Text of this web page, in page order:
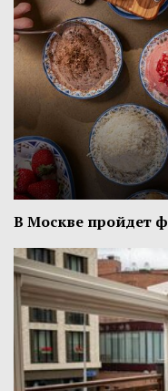
В Москве пройдет